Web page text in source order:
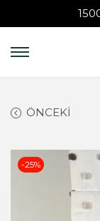
ÖNCEKI
-25%